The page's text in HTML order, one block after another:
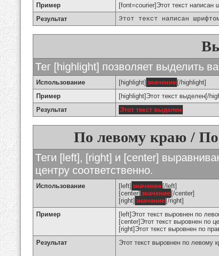
Пример
[font=courier]Этот текст
Результат
Этот текст написан
Тег [highlight] позволяет выделить
Использование [highlight] значение [/highlight]
Пример
[highlight]Этот текст выделен[/
Результат
Этот текст выделен
По левому краю /
Теги [left], [right] и [center]
центру соответственно.
Использование [left] значение [/left]
[center] значение [/center]
[right] значение [/right]
Пример
[left]Этот текст выровнен по
[center]Этот текст выровнен по
[right]Этот текст выровнен по
Результат
Этот текст выровнен по левому